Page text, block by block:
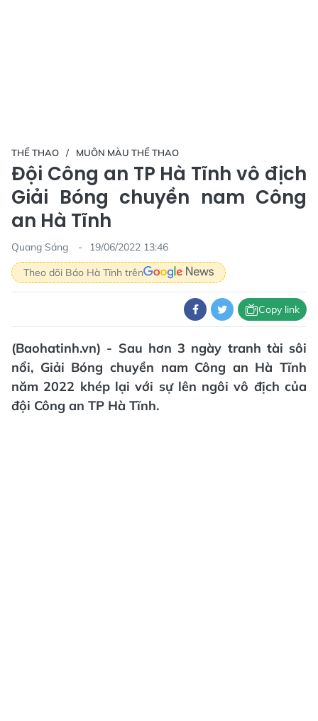
THỂ THAO MUÔN MÀU THỂ THAO
Đội Công an TP Hà Tĩnh vô địch
Giải Bóng chuyền nam Công
an Hà Tĩnh
Quang Sáng
19/06/2022 13:46
Theo dõi Báo Hà Tĩnh trên
Copy link
(Baohatinh.vn) - Sau hơn 3 ngày tranh tài sôi
nổi, Giải Bóng chuyền nam Công an Hà Tĩnh
năm 2022 khép lại với sự lên ngôi vô địch của
đội Công an TP Hà Tĩnh.